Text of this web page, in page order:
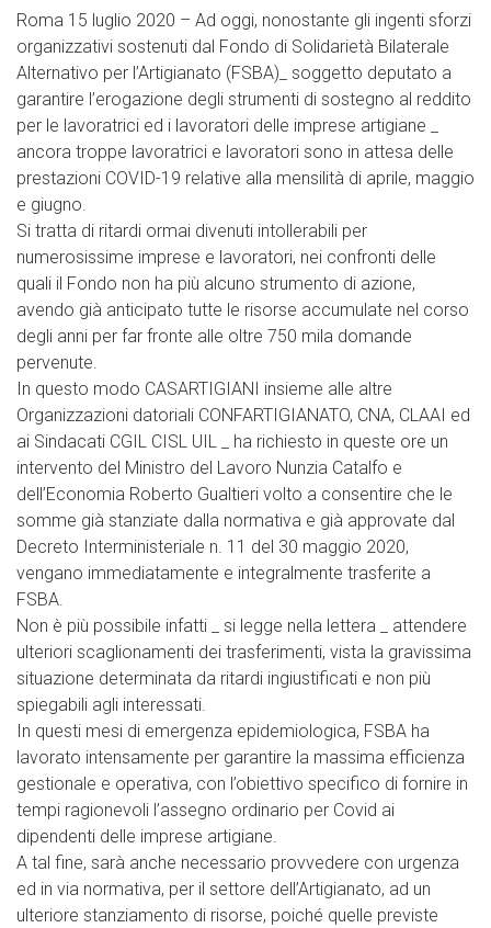
Roma 15 luglio 2020 – Ad oggi, nonostante gli ingenti sforzi
organizzativi sostenuti dal Fondo di Solidarietà Bilaterale
Alternativo per l’Artigianato (FSBA)_ soggetto deputato a
garantire l’erogazione degli strumenti di sostegno al reddito
per le lavoratrici ed i lavoratori delle imprese artigiane _
ancora troppe lavoratrici e lavoratori sono in attesa delle
prestazioni COVID-19 relative alla mensilità di aprile, maggio
e giugno.
Si tratta di ritardi ormai divenuti intollerabili per
numerosissime imprese e lavoratori, nei confronti delle
quali il Fondo non ha più alcuno strumento di azione,
avendo già anticipato tutte le risorse accumulate nel corso
degli anni per far fronte alle oltre 750 mila domande
pervenute.
In questo modo CASARTIGIANI insieme alle altre
Organizzazioni datoriali CONFARTIGIANATO, CNA, CLAAI ed
ai Sindacati CGIL CISL UIL _ ha richiesto in queste ore un
intervento del Ministro del Lavoro Nunzia Catalfo e
dell’Economia Roberto Gualtieri volto a consentire che le
somme già stanziate dalla normativa e già approvate dal
Decreto Interministeriale n. 11 del 30 maggio 2020,
vengano immediatamente e integralmente trasferite a
FSBA.
Non è più possibile infatti _ si legge nella lettera _ attendere
ulteriori scaglionamenti dei trasferimenti, vista la gravissima
situazione determinata da ritardi ingiustificati e non più
spiegabili agli interessati.
In questi mesi di emergenza epidemiologica, FSBA ha
lavorato intensamente per garantire la massima efficienza
gestionale e operativa, con l’obiettivo specifico di fornire in
tempi ragionevoli l’assegno ordinario per Covid ai
dipendenti delle imprese artigiane.
A tal fine, sarà anche necessario provvedere con urgenza
ed in via normativa, per il settore dell’Artigianato, ad un
ulteriore stanziamento di risorse, poiché quelle previste